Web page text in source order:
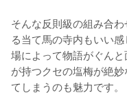
そんな反則級の組み合
る当て馬の寺内もいい
場によって物語がぐん
が持つクセの塩梅が絶
てしまうのも魅力です。